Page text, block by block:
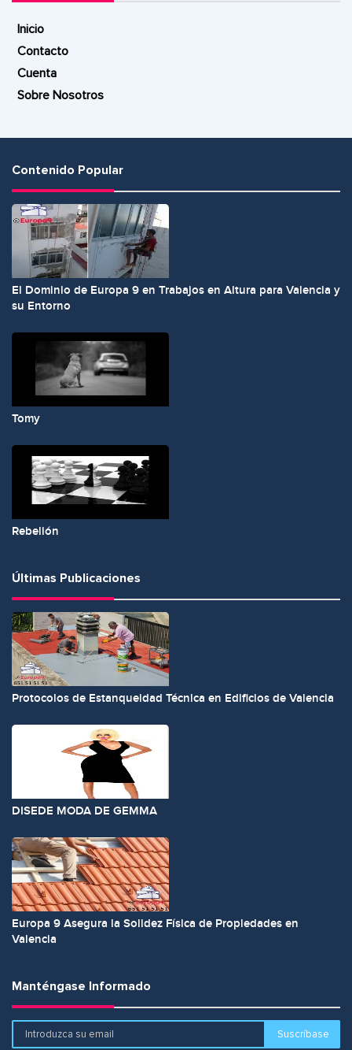
Inicio
Contacto
Cuenta
Sobre Nosotros
Contenido Popular
El Dominio de Europa 9 en Trabajos en Altura para Valencia y
su Entorno
Tomy
Rebelión
Últimas Publicaciones
Protocolos de Estanqueidad Técnica en Edificios de Valencia
DISEDE MODA DE GEMMA
Europa 9 Asegura la Solidez Física de Propiedades en
Valencia
Manténgase Informado
Suscríbase